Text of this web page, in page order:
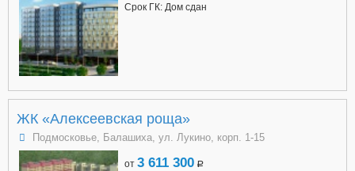
Срок ГК: Дом сдан
ЖК «Алексеевская роща»
Подмосковье, Балашиха, ул. Лукино, корп. 1-15
от 3 611 300 a